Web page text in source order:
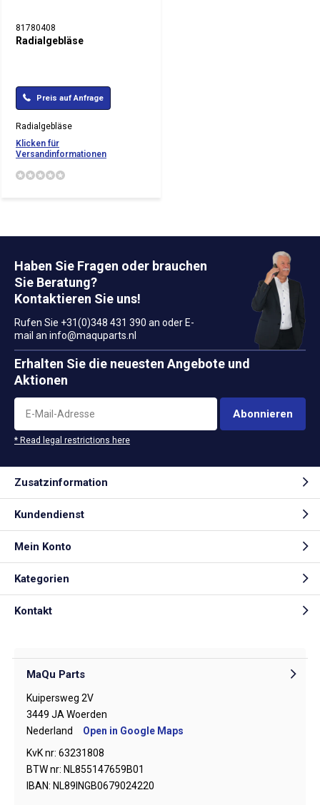
81780408
Radialgebläse
Preis auf Anfrage
Radialgebläse
Klicken für
Versandinformationen
Haben Sie Fragen oder brauchen
Sie Beratung?
Kontaktieren Sie uns!
Rufen Sie +31(0)348 431 390 an oder E-
mail an info@maquparts.nl
Erhalten Sie die neuesten Angebote und
Aktionen
Abonnieren
* Read legal restrictions here
Zusatzinformation
Kundendienst
Mein Konto
Kategorien
Kontakt
MaQu Parts
Kuipersweg 2V
3449 JA Woerden
Nederland
Open in Google Maps
KvK nr: 63231808
BTW nr: NL855147659B01
IBAN: NL89INGB0679024220